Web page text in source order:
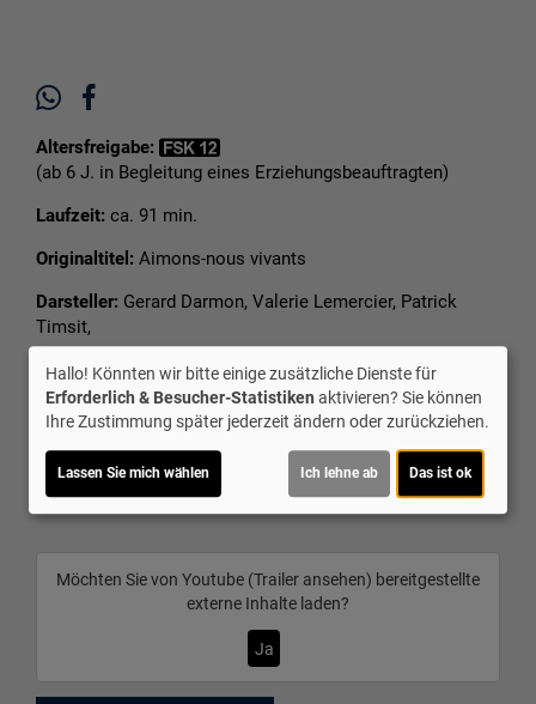
Altersfreigabe:
(ab 6 J. in Begleitung eines Erziehungsbeauftragten)
Laufzeit: ca. 91 min.
Originaltitel: Aimons-nous vivants
Darsteller: Gerard Darmon, Valerie Lemercier, Patrick
Timsit,
Regie: Jean-Pierre Ameris Drehbuch: Jean-Pierre Ameris
Musik: Stephane Moucha Genre: Komödie, Romanze
Verleih:Weltkino
Inhalte zum Teil von
Möchten Sie von Youtube (Trailer ansehen) bereitgestellte
externe Inhalte laden?
Ja
Hallo! Könnten wir bitte einige zusätzliche Dienste für
Erforderlich & Besucher-Statistiken aktivieren? Sie können
Ihre Zustimmung später jederzeit ändern oder zurückziehen.
Lassen Sie mich wählen Ich lehne ab Das ist ok